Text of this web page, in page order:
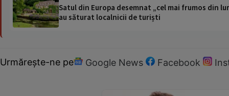
Satul din Europa desemnat „cel mai frumos din
au săturat localnicii de turiști
Urmărește-ne pe Google News Facebook